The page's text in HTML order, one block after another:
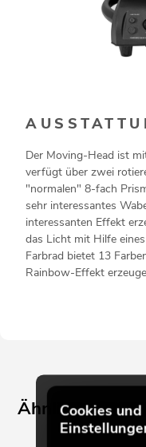
Der Moving-Head ist
verfügt über zwei
"normalen" 8-fach
sehr interessantes
interessanten Effekt
das Licht mit Hilfe
Farbrad bietet 13
Rainbow-Effekt
Ähnliche
Cookies